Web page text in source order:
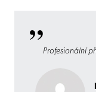
Profesionální